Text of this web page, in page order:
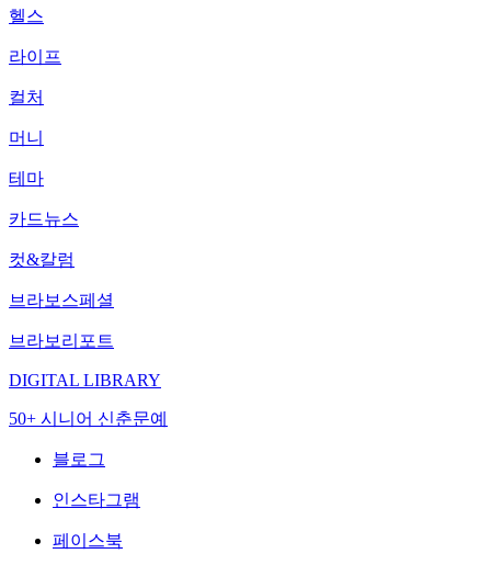
헬스
라이프
컬처
머니
테마
카드뉴스
컷&칼럼
브라보스페셜
브라보리포트
DIGITAL LIBRARY
50+ 시니어 신춘문예
블로그
인스타그램
페이스북